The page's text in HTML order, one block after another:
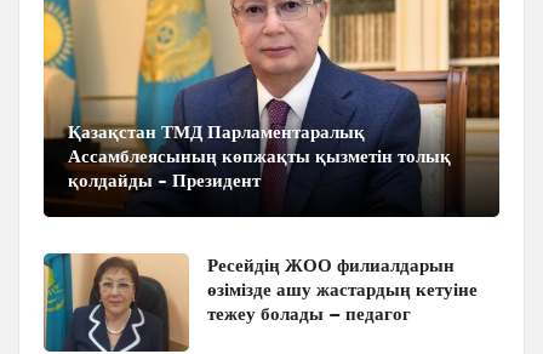
Қазақстан ТМД Парламентаралық
Ассамблеясының көпжақты қызметін толық
қолдайды - Президент
Ресейдің ЖОО филиалдарын
өзімізде ашу жастардың кетуіне
тежеу болады – педагог